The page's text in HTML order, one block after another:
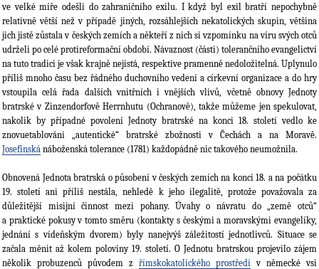
ve velké míře odešli do zahraničního exilu. I když byl exil bratří nepochybně
relativně větší než v případě jiných, rozsáhlejších nekatolických skupin, většina
jich jistě zůstala v českých zemích a někteří z nich si vzpomínku na víru svých otců
udrželi po celé protireformační období. Návaznost (části) tolerančního evangelictví
na tuto tradici je však krajně nejistá, respektive pramenně nedoložitelná. Uplynulo
příliš mnoho času bez řádného duchovního vedení a církevní organizace a do hry
vstoupila celá řada dalších vnitřních i vnějších vlivů, včetně obnovy Jednoty
bratrské v Zinzendorfově Herrnhutu (Ochranově), takže můžeme jen spekulovat,
nakolik by případné povolení Jednoty bratrské na konci 18. století vedlo ke
znovuetablování „autentické“ bratrské zbožnosti v Čechách a na Moravě.
Josefinská náboženská tolerance (1781) každopádně nic takového neumožnila.
Obnovená Jednota bratrská o působení v českých zemích na konci 18. a na počátku
19. století ani příliš nestála, nehledě k jeho ilegalitě, protože považovala za
důležitější misijní činnost mezi pohany. Úvahy o návratu do „země otců“
a praktické pokusy v tomto směru (kontakty s českými a moravskými evangelíky,
jednání s vídeňským dvorem) byly nanejvýš záležitostí jednotlivců. Situace se
začala měnit až kolem poloviny 19. století. O Jednotu bratrskou projevilo zájem
několik probuzenců původem z římskokatolického prostředí v německé vsi